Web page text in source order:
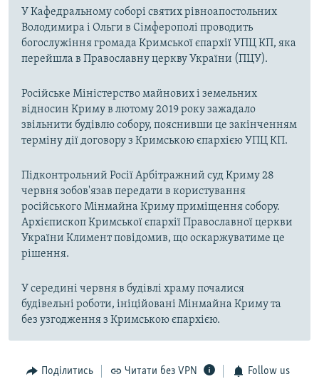
У Кафедральному соборі святих рівноапостольних
Володимира і Ольги в Сімферополі проводить
богослужіння громада Кримської єпархії УПЦ КП, яка
перейшла в Православну церкву України (ПЦУ).
Російське Міністерство майнових і земельних
відносин Криму в лютому 2019 року зажадало
звільнити будівлю собору, пояснивши це закінченням
терміну дії договору з Кримською єпархією УПЦ КП.
Підконтрольний Росії Арбітражний суд Криму 28
червня зобов'язав передати в користування
російського Мінмайна Криму приміщення собору.
Архієпископ Кримської єпархії Православної церкви
України Климент повідомив, що оскаржуватиме це
рішення.
У середині червня в будівлі храму почалися
будівельні роботи, ініційовані Мінмайна Криму та
без узгодження з Кримською єпархією.
Поділитись Читати без VPN Follow us